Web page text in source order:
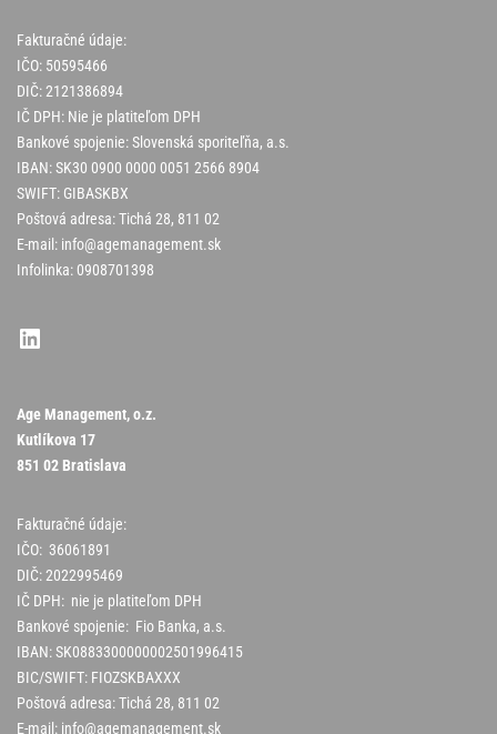
Fakturačné údaje:
IČO: 50595466
DIČ: 2121386894
IČ DPH: Nie je platiteľom DPH
Bankové spojenie: Slovenská sporiteľňa, a.s.
IBAN: SK30 0900 0000 0051 2566 8904
SWIFT: GIBASKBX
Poštová adresa: Tichá 28, 811 02
E-mail: info@agemanagement.sk
Infolinka: 0908701398
Age Management, o.z.
Kutlíkova 17
851 02 Bratislava
Fakturačné údaje:
IČO: 36061891
DIČ: 2022995469
IČ DPH: nie je platiteľom DPH
Bankové spojenie: Fio Banka, a.s.
IBAN: SK0883300000002501996415
BIC/SWIFT: FIOZSKBAXXX
Poštová adresa: Tichá 28, 811 02
E-mail: info@agemanagement.sk